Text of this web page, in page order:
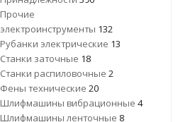
Прочие
электроинструменты 132
Рубанки электрические 13
Станки заточные 18
Станки распиловочные 2
Фены технические 20
Шлифмашины вибрационные 4
Шлифмашины ленточные 8